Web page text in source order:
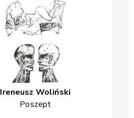
Ireneusz Woliński
Poszept